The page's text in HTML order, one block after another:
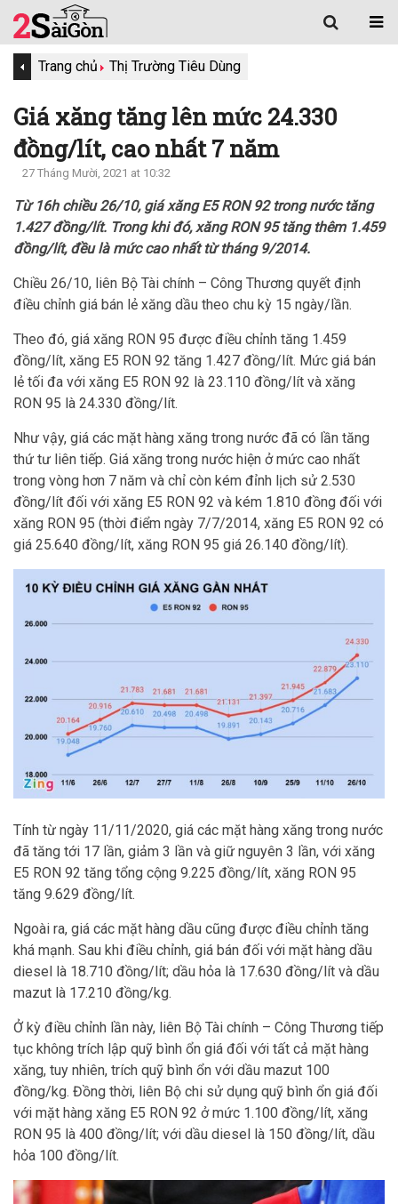
Trang chủ Thị Trường Tiêu Dùng
Giá xăng tăng lên mức 24.330
đồng/lít, cao nhất 7 năm
27 Tháng Mười, 2021 at 10:32
Từ 16h chiều 26/10, giá xăng E5 RON 92 trong nước tăng
1.427 đồng/lít. Trong khi đó, xăng RON 95 tăng thêm 1.459
đồng/lít, đều là mức cao nhất từ tháng 9/2014.
Chiều 26/10, liên Bộ Tài chính – Công Thương quyết định
điều chỉnh giá bán lẻ xăng dầu theo chu kỳ 15 ngày/lần.
Theo đó, giá xăng RON 95 được điều chỉnh tăng 1.459
đồng/lít, xăng E5 RON 92 tăng 1.427 đồng/lít. Mức giá bán
lẻ tối đa với xăng E5 RON 92 là 23.110 đồng/lít và xăng
RON 95 là 24.330 đồng/lít.
Như vậy, giá các mặt hàng xăng trong nước đã có lần tăng
thứ tư liên tiếp. Giá xăng trong nước hiện ở mức cao nhất
trong vòng hơn 7 năm và chỉ còn kém đỉnh lịch sử 2.530
đồng/lít đối với xăng E5 RON 92 và kém 1.810 đồng đối với
xăng RON 95 (thời điểm ngày 7/7/2014, xăng E5 RON 92 có
giá 25.640 đồng/lít, xăng RON 95 giá 26.140 đồng/lít).
Tính từ ngày 11/11/2020, giá các mặt hàng xăng trong nước
đã tăng tới 17 lần, giảm 3 lần và giữ nguyên 3 lần, với xăng
E5 RON 92 tăng tổng cộng 9.225 đồng/lít, xăng RON 95
tăng 9.629 đồng/lít.
Ngoài ra, giá các mặt hàng dầu cũng được điều chỉnh tăng
khá mạnh. Sau khi điều chỉnh, giá bán đối với mặt hàng dầu
diesel là 18.710 đồng/lít; dầu hỏa là 17.630 đồng/lít và dầu
mazut là 17.210 đồng/kg.
Ở kỳ điều chỉnh lần này, liên Bộ Tài chính – Công Thương tiếp
tục không trích lập quỹ bình ổn giá đối với tất cả mặt hàng
xăng, tuy nhiên, trích quỹ bình ổn với dầu mazut 100
đồng/kg. Đồng thời, liên Bộ chi sử dụng quỹ bình ổn giá đối
với mặt hàng xăng E5 RON 92 ở mức 1.100 đồng/lít, xăng
RON 95 là 400 đồng/lít; với dầu diesel là 150 đồng/lít, dầu
hỏa 100 đồng/lít.